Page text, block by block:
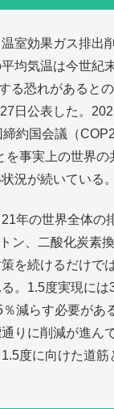
室効果ガス排出
均気温は今世紀
る恐れがあると
日公表した。
約国会議（
を事実上の世界の
況が続いている。
年の世界全体の
ン、二酸化炭素
を続けるだけで
。1.5度実現には
減らす必要があ
りに削減が進ん
度に向けた道筋